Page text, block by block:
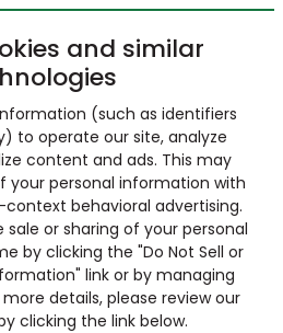
and similar
(such as identifiers
to operate our site, analyze
content and ads. This may
your personal information with
behavioral advertising.
or sharing of your personal
by clicking the "Do Not Sell or
link or by managing
details, please review our
clicking the link below.